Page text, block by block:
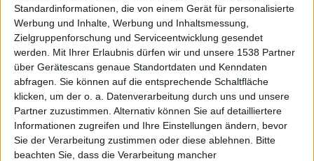
Standardinformationen, die von einem Gerät für personalisierte
Werbung und Inhalte, Werbung und Inhaltsmessung,
Zielgruppenforschung und Serviceentwicklung gesendet
werden.
Mit Ihrer Erlaubnis dürfen wir und unsere 1538 Partner
über Gerätescans genaue Standortdaten und Kenndaten
abfragen. Sie können auf die entsprechende Schaltfläche
klicken, um der o. a. Datenverarbeitung durch uns und unsere
Partner zuzustimmen. Alternativ können Sie auf detailliertere
Informationen zugreifen und Ihre Einstellungen ändern, bevor
Sie der Verarbeitung zustimmen oder diese ablehnen.
Bitte
beachten Sie, dass die Verarbeitung mancher